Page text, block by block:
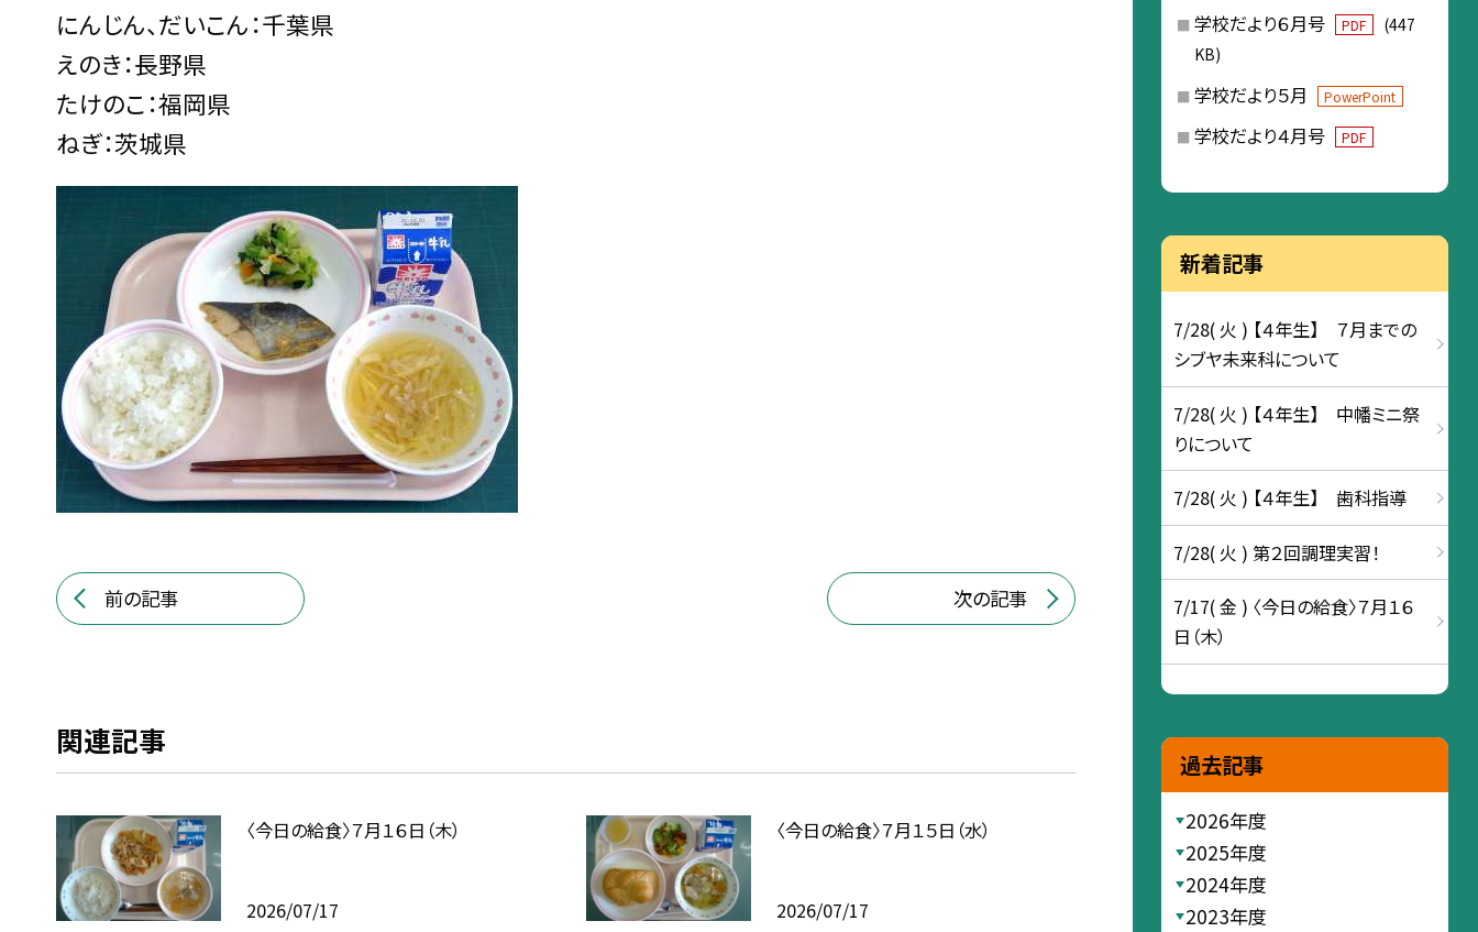
にんじん、だいこん：千葉県
えのき：長野県
たけのこ：福岡県
ねぎ：茨城県
前の記事 次の記事
関連記事
〈今日の給食〉７月１６日（木）
2026/07/17
〈今日の給食〉７月１５日（水）
2026/07/17
学校だより６月号 PDF
(447
KB)
学校だより５月 PowerPoint
学校だより４月号 PDF
新着記事
7/28( 火 ) 【４年生】 ７月までの
シブヤ未来科について
7/28( 火 ) 【４年生】 中幡ミニ祭
りについて
7/28( 火 ) 【４年生】 歯科指導
7/28( 火 ) 第２回調理実習！
7/17( 金 ) 〈今日の給食〉７月１６
日（木）
過去記事
2026年度
2025年度
2024年度
2023年度